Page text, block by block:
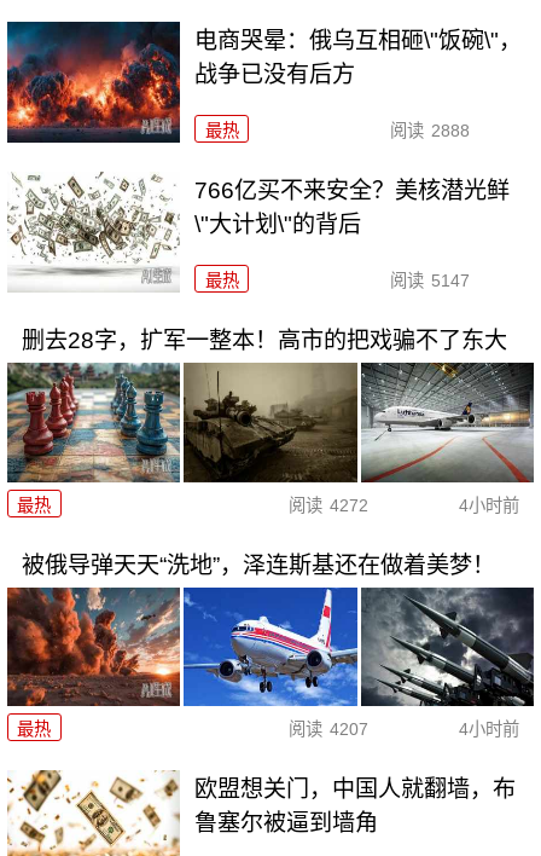
电商哭晕：俄乌互相砸\"饭碗\"，
战争已没有后方
最热 阅读 2888
766亿买不来安全？美核潜光鲜
\"大计划\"的背后
最热 阅读 5147
删去28字，扩军一整本！高市的把戏骗不了东大
最热 阅读 4272 4小时前
被俄导弹天天“洗地”，泽连斯基还在做着美梦！
最热 阅读 4207 4小时前
欧盟想关门，中国人就翻墙，布
鲁塞尔被逼到墙角